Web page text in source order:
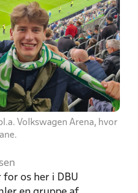
Volkswagen Arena, hvor
os her i DBU